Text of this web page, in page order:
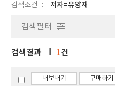
검색조건 저자=유양재
검색필터
검색결과 1건
내보내기 구매하기